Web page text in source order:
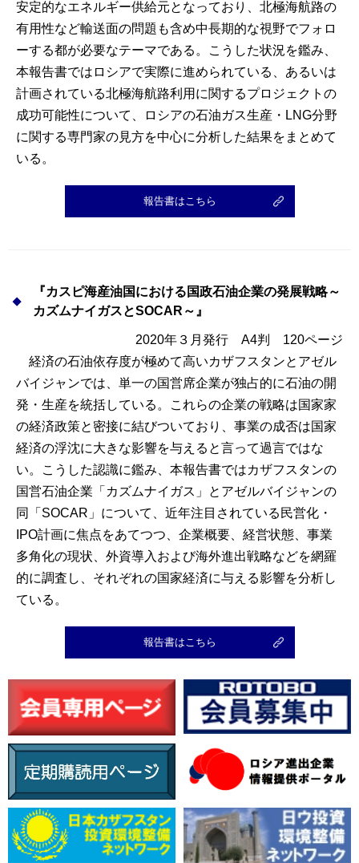
安定的なエネルギー供給元となっており、北極海航路の
有用性など輸送面の問題も含め中長期的な視野でフォロ
ーする都が必要なテーマである。こうした状況を鑑み、
本報告書ではロシアで実際に進められている、あるいは
計画されている北極海航路利用に関するプロジェクトの
成功可能性について、ロシアの石油ガス生産・LNG分野
に関する専門家の見方を中心に分析した結果をまとめて
いる。
報告書はこちら
『カスピ海産油国における国政石油企業の発展戦略～
カズムナイガスとSOCAR～』
2020年３月発行 A4判 120ページ
経済の石油依存度が極めて高いカザフスタンとアゼル
バイジャンでは、単一の国営席企業が独占的に石油の開
発・生産を統括している。これらの企業の戦略は国家家
の経済政策と密接に結びついており、事業の成否は国家
経済の浮沈に大きな影響を与えると言って過言ではな
い。こうした認識に鑑み、本報告書ではカザフスタンの
国営石油企業「カズムナイガス」とアゼルバイジャンの
同「SOCAR」について、近年注目されている民営化・
IPO計画に焦点をあてつつ、企業概要、経営状態、事業
多角化の現状、外資導入および海外進出戦略などを網羅
的に調査し、それぞれの国家経済に与える影響を分析し
ている。
報告書はこちら